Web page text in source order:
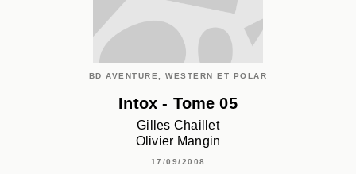
BD AVENTURE, WESTERN ET POLAR
Intox - Tome 05
Gilles Chaillet
Olivier Mangin
17/09/2008